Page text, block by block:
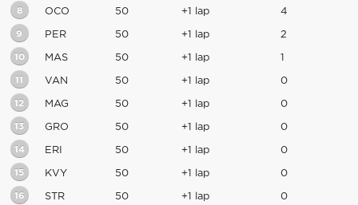
8 OCO 50 +1 lap 4
9 PER 50 +1 lap 2
10 MAS 50 +1 lap 1
11 VAN 50 +1 lap 0
12 MAG 50 +1 lap 0
13 GRO 50 +1 lap 0
14 ERI 50 +1 lap 0
15 KVY 50 +1 lap 0
16 STR 50 +1 lap 0